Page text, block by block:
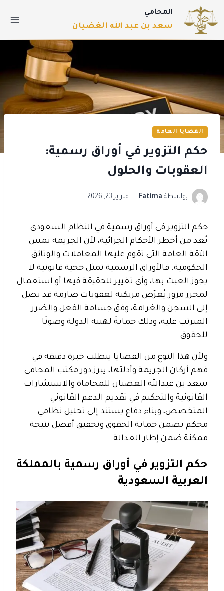
المحامي
سعد بن عبد الله الغضيان
القضايا العامة
حكم التزوير في أوراق رسمية:
العقوبات والحلول
بواسطة Fatima فبراير 23, 2026
حكم التزوير في أوراق رسمية في النظام السعودي
يُعد من أخطر الأحكام الجزائية، لأن الجريمة تمس
الثقة العامة التي تقوم عليها المعاملات والوثائق
الحكومية. فالأوراق الرسمية تمثل حجية قانونية لا
يجوز العبث بها، وأي تغيير للحقيقة فيها أو استعمال
لمحرر مزور يُعرّض مرتكبه لعقوبات صارمة قد تصل
إلى السجن والغرامة، وفق جسامة الفعل والضرر
المترتب عليه، وذلك حمايةً لهيبة الدولة وصونًا
للحقوق.
ولأن هذا النوع من القضايا يتطلب خبرة دقيقة في
فهم أركان الجريمة وأدلتها، يبرز دور مكتب المحامي
سعد بن عبدالله الغضيان للمحاماة والاستشارات
القانونية والتحكيم في تقديم الدعم القانوني
المتخصص، وبناء دفاع يستند إلى تحليل نظامي
محكم يضمن حماية الحقوق وتحقيق أفضل نتيجة
ممكنة ضمن إطار العدالة.
حكم التزوير في أوراق رسمية بالمملكة
العربية السعودية